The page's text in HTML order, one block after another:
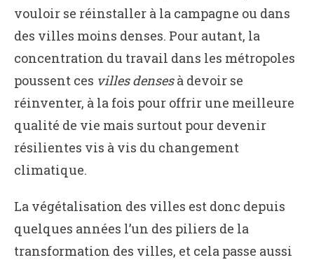
vouloir se réinstaller à la campagne ou dans
des villes moins denses. Pour autant, la
concentration du travail dans les métropoles
poussent ces villes densesà devoir se
réinventer, à la fois pour offrir une meilleure
qualité de vie mais surtout pour devenir
résilientes vis à vis du changement
climatique.
La végétalisation des villes est donc depuis
quelques années l’un des piliers de la
transformation des villes, et cela passe aussi